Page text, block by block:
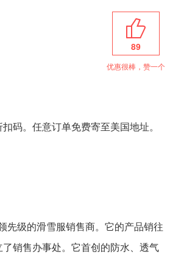
89
优惠很棒，赞一个
码。任意订单免费寄至美国地址。
先级的滑雪服销售商。它的产品销往
销售办事处。它首创的防水、透气